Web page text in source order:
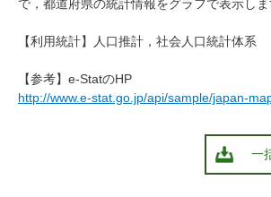
で，都道府県の統計情報をグラフで表示しま
【利用統計】人口推計，社会人口統計体系
【参考】e-StatのHP
http://www.e-stat.go.jp/api/sample/japan-
一